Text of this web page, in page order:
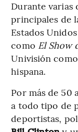
Durante varias
principales de
Estados
como El Show
Univisión
hispana.
Por más de 50
a todo tipo de
deportistas,